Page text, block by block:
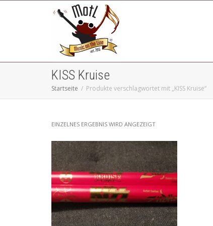
KISS Kruise
Startseite Produkte verschlagwortet mit „KISS Kruise“
EINZELNES ERGEBNIS WIRD ANGEZEIGT